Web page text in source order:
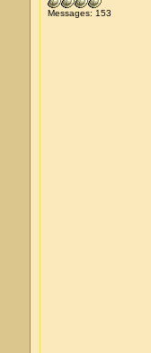
Messages: 153